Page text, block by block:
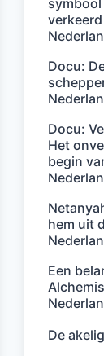
Docu:
Docu:
Het
begin
hem uit
Een
De